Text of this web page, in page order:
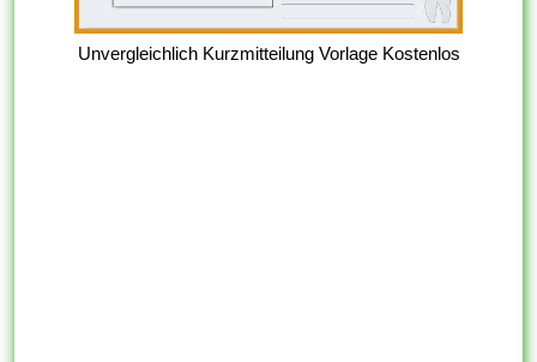
Unvergleichlich Kurzmitteilung Vorlage Kostenlos